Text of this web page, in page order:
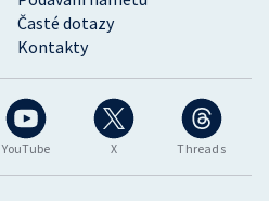
YouTube X Threads
Časté dotazy
Kontakty